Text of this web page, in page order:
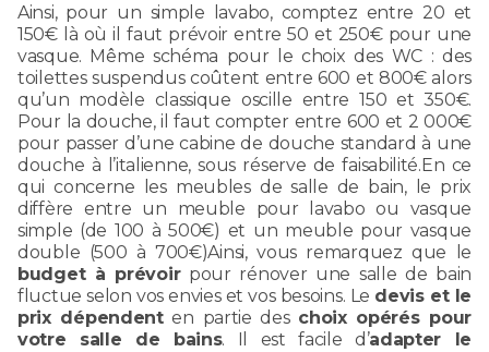
Ainsi, pour un simple lavabo, comptez entre 20 et
150€ là où il faut prévoir entre 50 et 250€ pour une
vasque. Même schéma pour le choix des WC : des
toilettes suspendus coûtent entre 600 et 800€ alors
qu’un modèle classique oscille entre 150 et 350€.
Pour la douche, il faut compter entre 600 et 2 000€
pour passer d’une cabine de douche standard à une
douche à l’italienne, sous réserve de faisabilité.En ce
qui concerne les meubles de salle de bain, le prix
diffère entre un meuble pour lavabo ou vasque
simple (de 100 à 500€) et un meuble pour vasque
double (500 à 700€)Ainsi, vous remarquez que le
budget à prévoirpour rénover une salle de bain
fluctue selon vos envies et vos besoins. Le devis et le
prix dépendenten partie des choix opérés pour
votre salle de bains. Il est facile d’adapter le